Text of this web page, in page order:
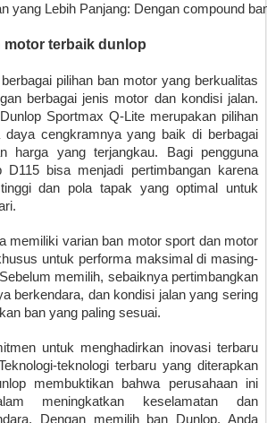
yang Lebih Panjang: Dengan compound
motor terbaik dunlop
pilihan ban motor yang berkualitas
berbagai jenis motor dan kondisi jalan.
Sportmax Q-Lite merupakan pilihan
daya cengkramnya yang baik di berbagai
harga yang terjangkau. Bagi pengguna
D115 bisa menjadi pertimbangan karena
dan pola tapak yang optimal untuk
memiliki varian ban motor sport dan motor
untuk performa maksimal di masing-
memilih, sebaiknya pertimbangkan
berkendara, dan kondisi jalan yang sering
ban yang paling sesuai.
untuk menghadirkan inovasi terbaru
teknologi terbaru yang diterapkan
membuktikan bahwa perusahaan ini
meningkatkan keselamatan dan
Dengan memilih ban Dunlop, Anda